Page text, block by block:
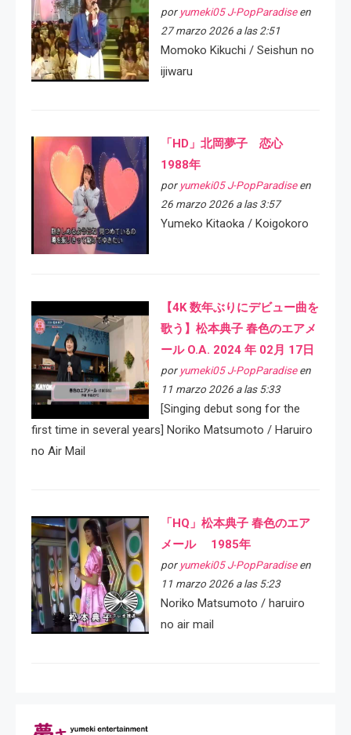
por yumeki05 J-PopParadiseen
27 marzo 2026 a las 2:51
Momoko Kikuchi / Seishun no
ijiwaru
「HD」北岡夢子 恋心
1988年
por yumeki05 J-PopParadiseen
26 marzo 2026 a las 3:57
Yumeko Kitaoka / Koigokoro
【4K 数年ぶりにデビュー曲を
歌う】松本典子 春色のエアメ
ール O.A. 2024 年 02月 17日
por yumeki05 J-PopParadiseen
11 marzo 2026 a las 5:33
[Singing debut song for the
first time in several years] Noriko Matsumoto / Haruiro
no Air Mail
「HQ」松本典子 春色のエア
メール 1985年
por yumeki05 J-PopParadiseen
11 marzo 2026 a las 5:23
Noriko Matsumoto / haruiro
no air mail